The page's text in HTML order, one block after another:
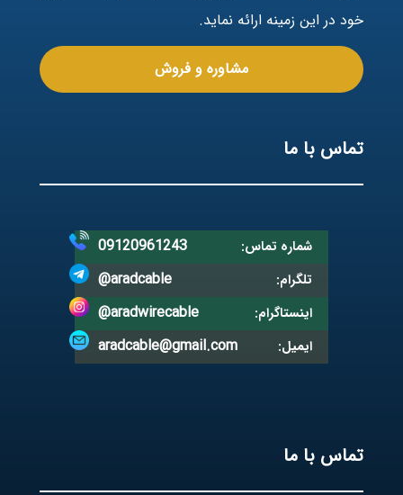
خود در این زمینه ارائه نماید.
مشاوره و فروش
تماس با ما
شماره تماس: 09120961243
تلگرام: @aradcable
اینستاگرام: @aradwirecable
ایمیل: aradcable@gmail.com
تماس با ما